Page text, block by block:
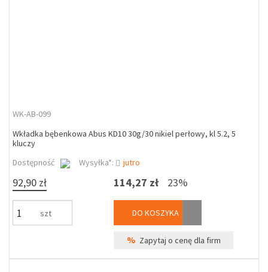
WK-AB-099
Wkładka bębenkowa Abus KD10 30g/30 nikiel perłowy, kl 5.2, 5
kluczy
Dostępność
Wysyłka*: jutro
92,90 zł
szt
114,27 zł 23%
DO KOSZYKA
% Zapytaj o cenę dla firm